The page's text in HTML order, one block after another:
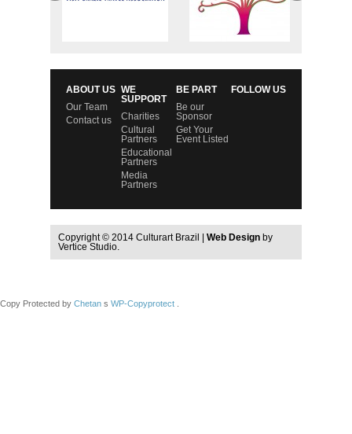
ABOUT US
Our Team
Contact us
WE
SUPPORT
Charities
Cultural
Partners
Educational
Partners
Media
Partners
BE PART
Be our
Sponsor
Get Your
Event Listed
FOLLOW US
Copyright © 2014 Culturart Brazil | Web Design by
Vertice Studio.
Copy Protected by Chetan s WP-Copyprotect